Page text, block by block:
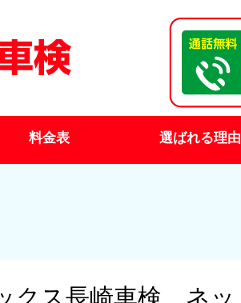
料金表 選ばれる理由